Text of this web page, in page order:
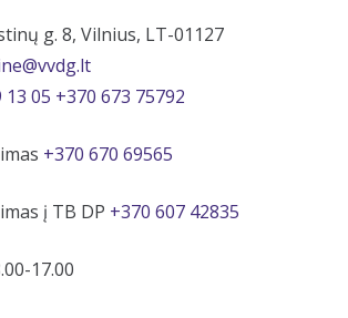
g. 8, Vilnius, LT-01127
13 05 +370 673 75792
+370 670 69565
į TB DP +370 607 42835
17.00